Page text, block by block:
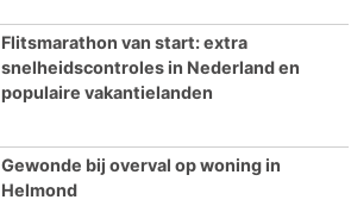
Flitsmarathon van start: extra
snelheidscontroles in Nederland en
populaire vakantielanden
Gewonde bij overval op woning in
Helmond